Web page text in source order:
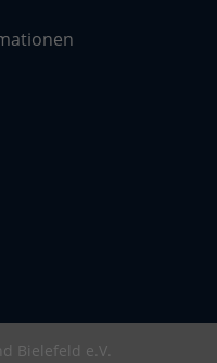
Bielefeld e.V.